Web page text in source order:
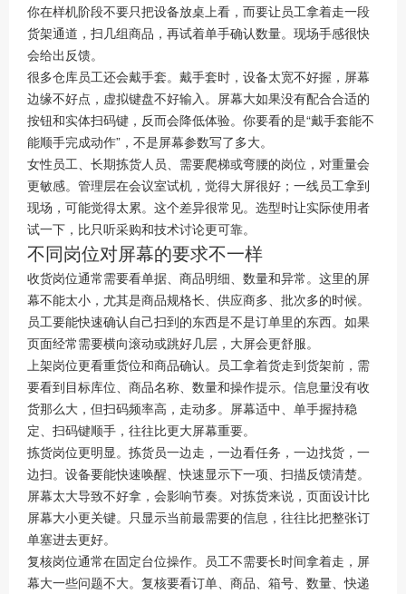
你在样机阶段不要只把设备放桌上看，而要让员工拿着走一段
货架通道，扫几组商品，再试着单手确认数量。现场手感很快
会给出反馈。
很多仓库员工还会戴手套。戴手套时，设备太宽不好握，屏幕
边缘不好点，虚拟键盘不好输入。屏幕大如果没有配合合适的
按钮和实体扫码键，反而会降低体验。你要看的是“戴手套能不
能顺手完成动作”，不是屏幕参数写了多大。
女性员工、长期拣货人员、需要爬梯或弯腰的岗位，对重量会
更敏感。管理层在会议室试机，觉得大屏很好；一线员工拿到
现场，可能觉得太累。这个差异很常见。选型时让实际使用者
试一下，比只听采购和技术讨论更可靠。
不同岗位对屏幕的要求不一样
收货岗位通常需要看单据、商品明细、数量和异常。这里的屏
幕不能太小，尤其是商品规格长、供应商多、批次多的时候。
员工要能快速确认自己扫到的东西是不是订单里的东西。如果
页面经常需要横向滚动或跳好几层，大屏会更舒服。
上架岗位更看重货位和商品确认。员工拿着货走到货架前，需
要看到目标库位、商品名称、数量和操作提示。信息量没有收
货那么大，但扫码频率高，走动多。屏幕适中、单手握持稳
定、扫码键顺手，往往比更大屏幕重要。
拣货岗位更明显。拣货员一边走，一边看任务，一边找货，一
边扫。设备要能快速唤醒、快速显示下一项、扫描反馈清楚。
屏幕太大导致不好拿，会影响节奏。对拣货来说，页面设计比
屏幕大小更关键。只显示当前最需要的信息，往往比把整张订
单塞进去更好。
复核岗位通常在固定台位操作。员工不需要长时间拿着走，屏
幕大一些问题不大。复核要看订单、商品、箱号、数量、快递